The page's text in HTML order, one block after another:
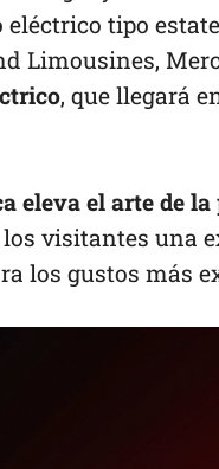
eléctrico tipo
Limousines,
, que llegará
eleva el arte de
los visitantes una
los gustos más